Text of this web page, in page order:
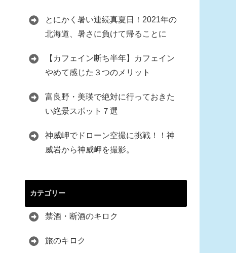
とにかく暑い連続真夏日！2021年の
北海道、暑さに負けて帰ることに
【カフェイン断ち半年】カフェイン
やめて感じた３つのメリット
富良野・美瑛で絶対に行っておきた
い絶景スポット７選
神威岬でドローン空撮に挑戦！！神
威岩から神威岬を撮影。
カテゴリー
禁酒・断酒のキロク
旅のキロク